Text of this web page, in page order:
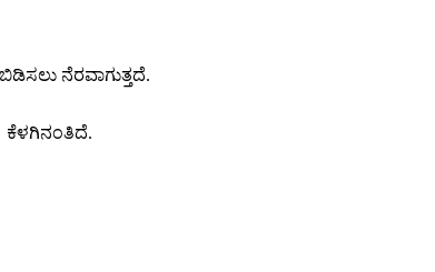
ಬಿಡಿಸಲು ನೆರವಾಗುತ್ತದೆ.
ಕೆಳಗಿನಂತಿದೆ.